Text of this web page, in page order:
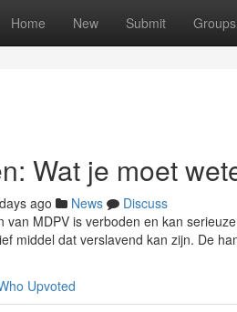
Home New Submit Groups
Wat je moet
ago News
Discuss
van MDPV is verboden en kan
middel dat verslavend kan zijn. De
Upvoted